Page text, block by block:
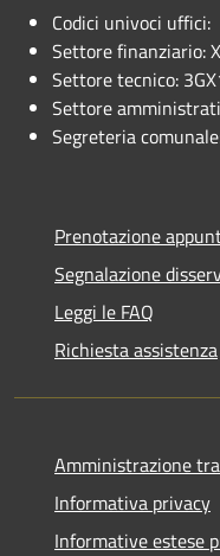
Codici univoci uffici:
Settore finanziario:
Settore tecnico:
Settore
Segreteria
Prenotazione
Segnalazione
Leggi le FAQ
Richiesta assistenza
Amministrazione
Informativa privacy
Informative estese